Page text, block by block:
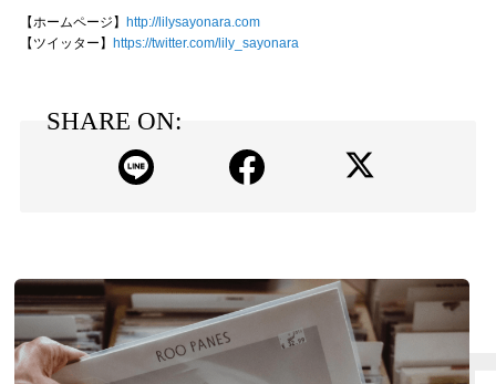
【ホームページ】
http://lilysayonara.com
【ツイッター】
https://twitter.com/lily_sayonara
SHARE ON: